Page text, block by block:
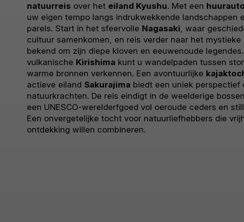
natuurreis over het eiland Kyushu. Met een huurauto
uw eigen tempo langs indrukwekkende landschappen
parels. Start in het sfeervolle Nagasaki , waar
cultuur samenkomen, en reis verder naar het mystieke
bekend om zijn diepe kloven en eeuwenoude
vulkanische Kirishima kunt u wandelpaden tussen
warme bronnen verkennen. Een avontuurlijke
actieve eiland Sakurajima biedt een uniek perspectief
natuurkrachten. De reis eindigt in de weelderige
een UNESCO-werelderfgoed vol oeroude ceders en
Een onvergetelijke tocht voor natuurliefhebbers die
ontdekking willen combineren.